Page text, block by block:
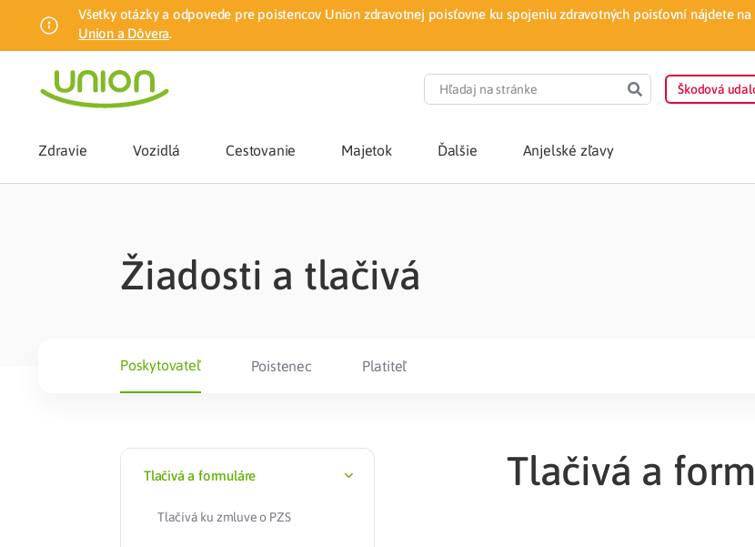
Všetky otázky a odpovede pre poistencov Union zdravotnej poisťovne ku spojeniu zdravotných poisťovní nájdete na
Union a Dôvera.
Škodová
Zdravie
Zmena zdravotnej poisťovne
Zdravotné poistenie pre cudzincov
Vozidlá Cestovanie Majetok Ďalšie Anjelské zľavy
Žiadosti a tlačivá
Poskytovateľ Poistenec Platiteľ
Tlačivá a formuláre
Tlačivá ku zmluve o PZS
Tlačivá a